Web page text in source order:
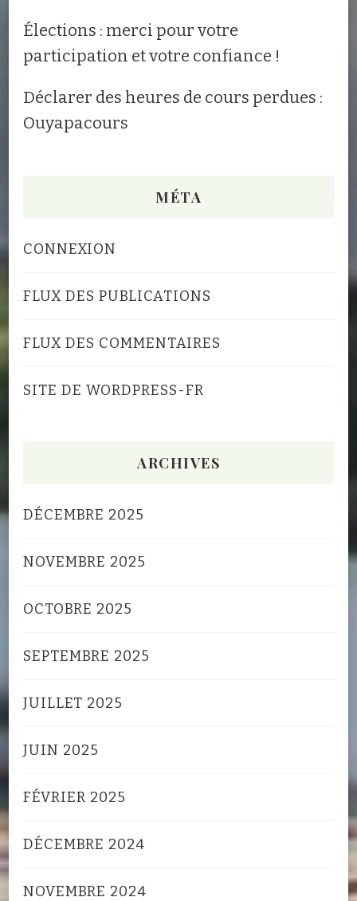
Élections : merci pour votre
participation et votre confiance !
Déclarer des heures de cours perdues :
Ouyapacours
MÉTA
CONNEXION
FLUX DES PUBLICATIONS
FLUX DES COMMENTAIRES
SITE DE WORDPRESS-FR
ARCHIVES
DÉCEMBRE 2025
NOVEMBRE 2025
OCTOBRE 2025
SEPTEMBRE 2025
JUILLET 2025
JUIN 2025
FÉVRIER 2025
DÉCEMBRE 2024
NOVEMBRE 2024